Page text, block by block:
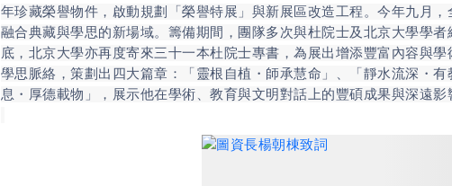
年珍藏榮譽物件，啟動規劃「榮譽特展」與新展區改造工程。今年九月
融合典藏與學思的新場域。籌備期間，團隊多次與杜院士及北京大學學
底，北京大學亦再度寄來三十一本杜院士專書，為展出增添豐富內容與
學思脈絡，策劃出四大篇章：「靈根自植・師承慧命」、「靜水流深・
息・厚德載物」，展示他在學術、教育與文明對話上的豐碩成果與深遠影